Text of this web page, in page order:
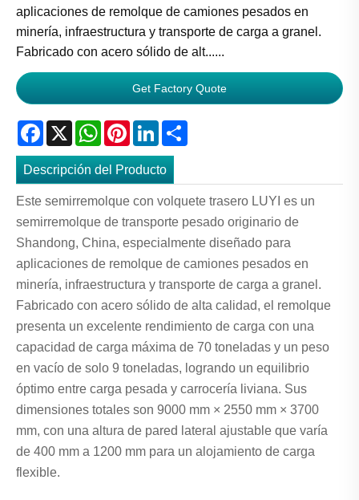
aplicaciones de remolque de camiones pesados ​​en
minería, infraestructura y transporte de carga a granel.
Fabricado con acero sólido de alt......
Get Factory Quote
Facebook
X WhatsApp
PinterestLinkedIn
Descripción del Producto
Este semirremolque con volquete trasero LUYI es un
semirremolque de transporte pesado originario de
Shandong, China, especialmente diseñado para
aplicaciones de remolque de camiones pesados ​​en
minería, infraestructura y transporte de carga a granel.
Fabricado con acero sólido de alta calidad, el remolque
presenta un excelente rendimiento de carga con una
capacidad de carga máxima de 70 toneladas y un peso
en vacío de solo 9 toneladas, logrando un equilibrio
óptimo entre carga pesada y carrocería liviana. Sus
dimensiones totales son 9000 mm × 2550 mm × 3700
mm, con una altura de pared lateral ajustable que varía
de 400 mm a 1200 mm para un alojamiento de carga
flexible.